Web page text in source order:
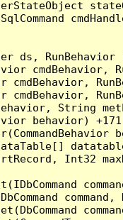
ds,
cmdBehavior,
cmdBehavior,
String
behavior) +171
Int32